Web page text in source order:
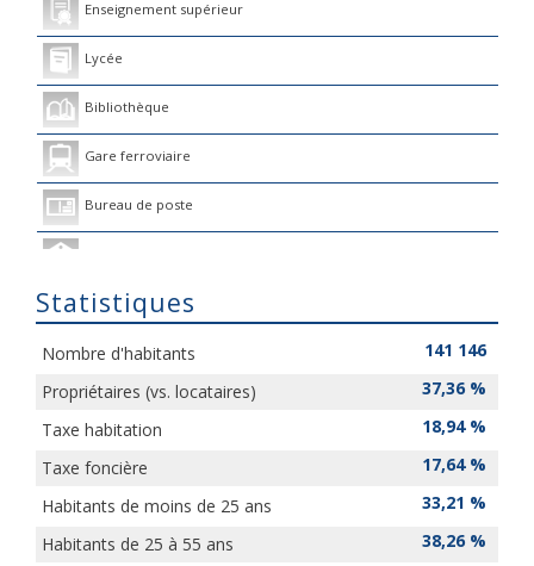
Enseignement supérieur
Lycée
Bibliothèque
Gare ferroviaire
Bureau de poste
Presse et Tabac
Statistiques
Nombre d'habitants
141 146
Propriétaires (vs. locataires)
37,36 %
Taxe habitation
18,94 %
Taxe foncière
17,64 %
Habitants de moins de 25 ans
33,21 %
Habitants de 25 à 55 ans
38,26 %